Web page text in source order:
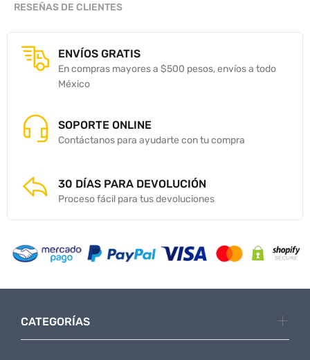
RESEÑAS DE CLIENTES
ENVÍOS GRATIS
En compras mayores a $500 pesos, envíos a todo
México
SOPORTE ONLINE
Contáctanos para ayudarte con tu compra
30 DÍAS PARA DEVOLUCIÓN
Proceso fácil para tus devoluciones
CATEGORÍAS